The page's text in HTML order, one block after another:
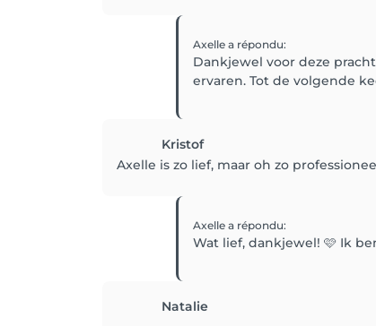
Axelle a répondu:
Dankjewel voor deze
ervaren. Tot de volgende
Kristof
Axelle is zo lief, maar oh zo
Axelle a répondu:
Wat lief, dankjewel! 🩷 Ik
Natalie